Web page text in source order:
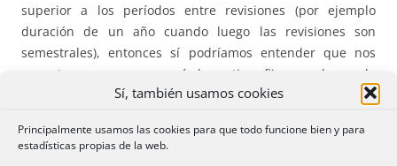
Sí, también usamos cookies
Principalmente usamos las cookies para que todo funcione bien y para
estadísticas propias de la web.
superior a los períodos entre revisiones (por ejemplo
duración de un año cuando luego las revisiones son
semestrales), entonces sí podríamos entender que nos
encontramos con un período a tipo fijo en el que la
comisión está pactada de manera adecuada.
A estos efectos ha de tenerse en cuenta que el